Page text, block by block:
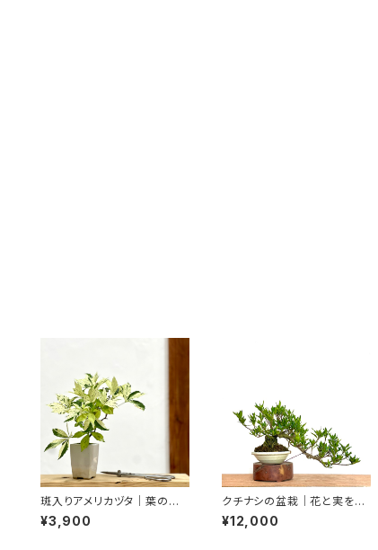
斑入りアメリカヅタ｜葉の模
様を楽しむ盆栽｜高さ約23c
m
¥3,900
クチナシの盆栽｜花と実を楽
しむ｜高さ約20cm
¥12,000